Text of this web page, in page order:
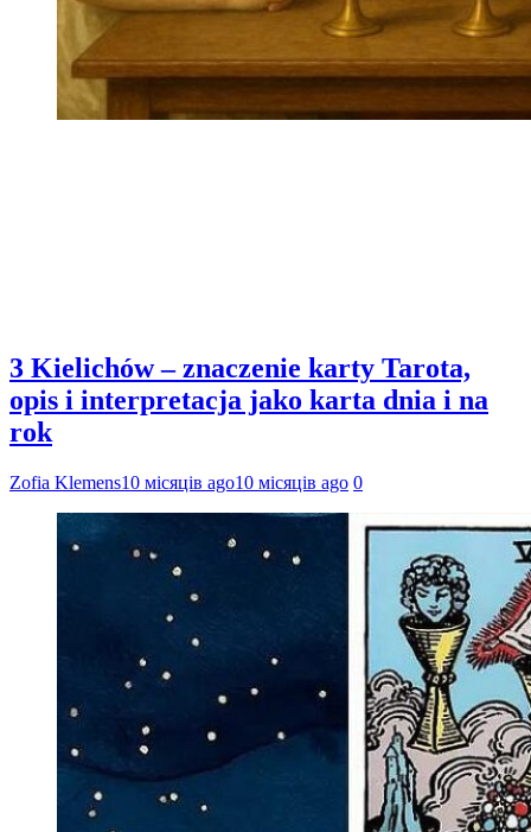
3 Kielichów – znaczenie karty Tarota,
opis i interpretacja jako karta dnia i na
rok
Zofia Klemens10 місяців ago10 місяців ago 0